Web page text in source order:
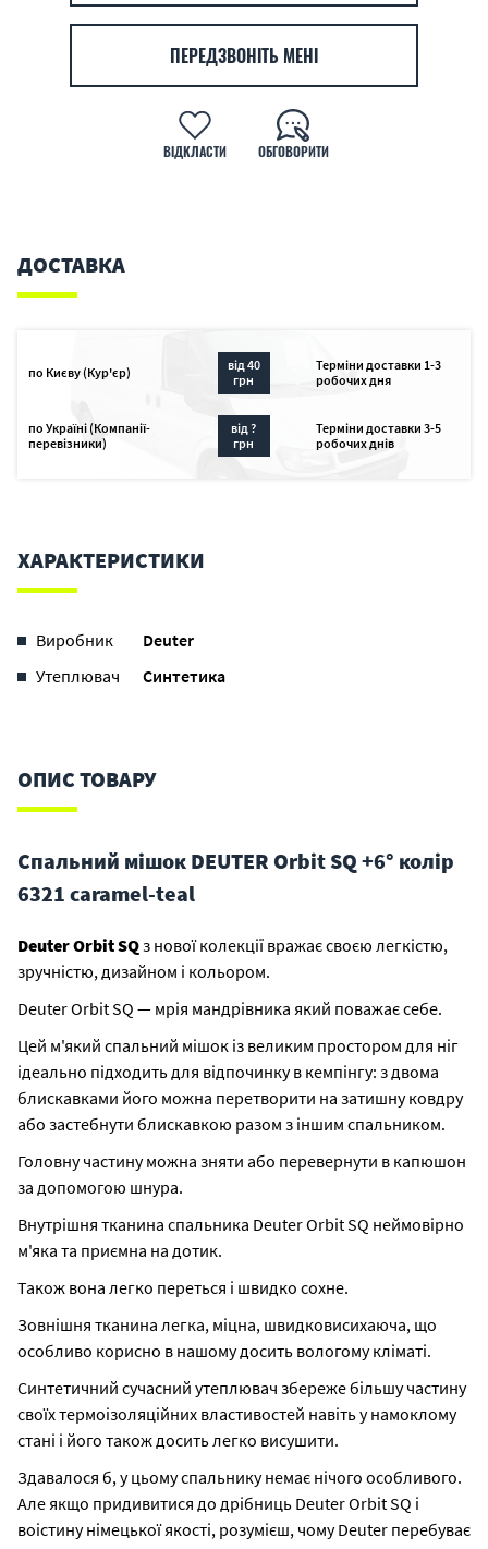
ПЕРЕДЗВОНІТЬ МЕНІ
ВІДКЛАСТИ ОБГОВОРИТИ
ДОСТАВКА
по Києву (Кур'єр)
від 40
грн
Терміни доставки 1-3
робочих дня
по Україні (Компанії-
перевізники)
від ?
грн
Терміни доставки 3-5
робочих днів
ХАРАКТЕРИСТИКИ
Виробник
Deuter
Утеплювач
Синтетика
ОПИС ТОВАРУ
Спальний мішок DEUTER Orbit SQ +6° колір
6321 caramel-teal
Deuter Orbit SQз нової колекції вражає своєю легкістю,
зручністю, дизайном і кольором.
Deuter Orbit SQ — мрія мандрівника який поважає себе.
Цей м'який спальний мішок із великим простором для ніг
ідеально підходить для відпочинку в кемпінгу: з двома
блискавками його можна перетворити на затишну ковдру
або застебнути блискавкою разом з іншим спальником.
Головну частину можна зняти або перевернути в капюшон
за допомогою шнура.
Внутрішня тканина спальника Deuter Orbit SQ неймовірно
м'яка та приємна на дотик.
Також вона легко переться і швидко сохне.
Зовнішня тканина легка, міцна, швидковисихаюча, що
особливо корисно в нашому досить вологому кліматі.
Синтетичний сучасний утеплювач збереже більшу частину
своїх термоізоляційних властивостей навіть у намоклому
стані і його також досить легко висушити.
Здавалося б, у цьому спальнику немає нічого особливого.
Але якщо придивитися до дрібниць Deuter Orbit SQ і
воістину німецької якості, розумієш, чому Deuter перебуває